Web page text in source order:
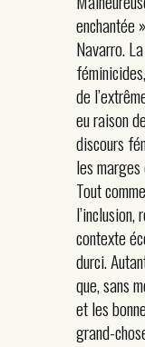
enchantée
Navarro.
de
eu raison
discours
les
Tout
contexte
durci.
que, sans
et les
grand-